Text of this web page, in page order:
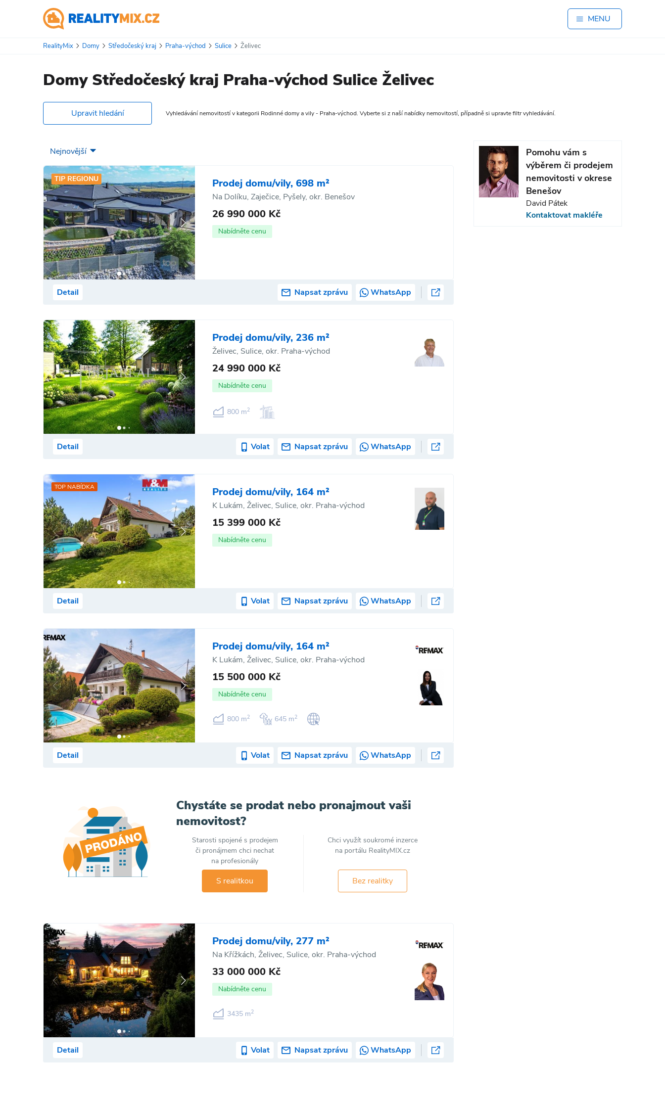
MENU
RealityMix Domy Středočeský kraj Praha-východ Sulice Želivec
Domy Středočeský kraj Praha-východ Sulice Želivec
Upravit hledání Vyhledávání nemovitostí v kategorii Rodinné domy a vily - Praha-východ. Vyberte si z naší nabídky nemovitostí, případně si upravte filtr vyhledávání.
TIP REGIONU Prodej domu/vily, 698 m²
Na Dolíku, Zaječice, Pyšely, okr. Benešov
26 990 000 Kč
Nabídněte cenu
Detail Napsat zprávu WhatsApp
Prodej domu/vily, 236 m²
Želivec, Sulice, okr. Praha-východ
24 990 000 Kč
Nabídněte cenu
800 m2
Detail Volat Napsat zprávu WhatsApp
TOP NABÍDKA Prodej domu/vily, 164 m²
K Lukám, Želivec, Sulice, okr. Praha-východ
15 399 000 Kč
Nabídněte cenu
Detail Volat Napsat zprávu WhatsApp
Prodej domu/vily, 164 m²
K Lukám, Želivec, Sulice, okr. Praha-východ
15 500 000 Kč
Nabídněte cenu
800 m2 645 m2
Detail Volat Napsat zprávu WhatsApp
Chystáte se prodat nebo pronajmout vaši
nemovitost?
Starosti spojené s prodejem
či pronájmem chci nechat
na profesionály
S realitkou
Chci využít soukromé inzerce
na portálu RealityMIX.cz
Bez realitky
Prodej domu/vily, 277 m²
Na Křížkách, Želivec, Sulice, okr. Praha-východ
33 000 000 Kč
Nabídněte cenu
3435 m2
Detail Volat Napsat zprávu WhatsApp
Pomohu vám s
výběrem či prodejem
nemovitosti v okrese
Benešov
David Pátek
Kontaktovat makléře